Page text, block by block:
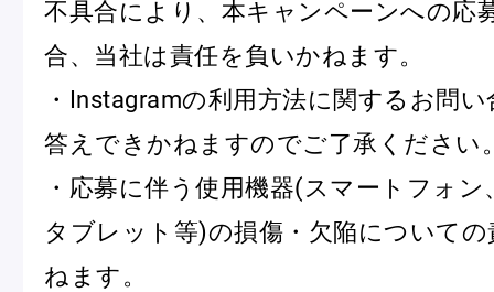
不具合により、本キャンペーンへの応
合、当社は責任を負いかねます。
・Instagramの利用方法に関するお問
答えできかねますのでご了承ください
・応募に伴う使用機器(スマートフォ
タブレット等)の損傷・欠陥について
ねます。